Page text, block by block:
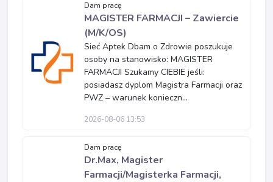
Dam pracę
MAGISTER FARMACJI – Zawiercie
(M/K/OS)
Sieć Aptek Dbam o Zdrowie poszukuje
osoby na stanowisko: MAGISTER
FARMACJI Szukamy CIEBIE jeśli:
posiadasz dyplom Magistra Farmacji oraz
PWZ – warunek konieczn...
2026-08-06 13:53
Dam pracę
Dr.Max, Magister
Farmacji/Magisterka Farmacji,